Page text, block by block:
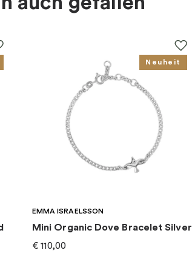
Sabo
Neuheit
EMMA ISRAELSSON
Mini Organic Dove Bracelet Silver
€ 110,00